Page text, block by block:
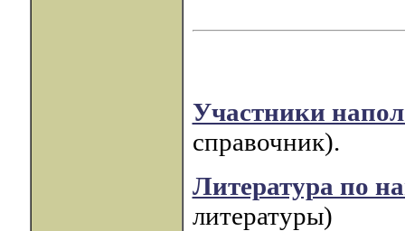
Участники
справочник).
Литература по
литературы)